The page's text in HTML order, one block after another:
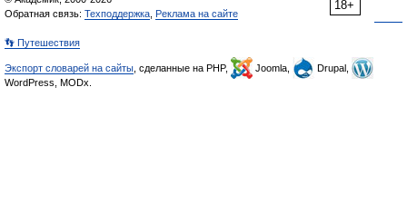
18+
Обратная связь: Техподдержка Реклама на сайте
👣 Путешествия
Экспорт словарей на сайты , сделанные на PHP, Joomla,
Drupal,
WordPress, MODx.